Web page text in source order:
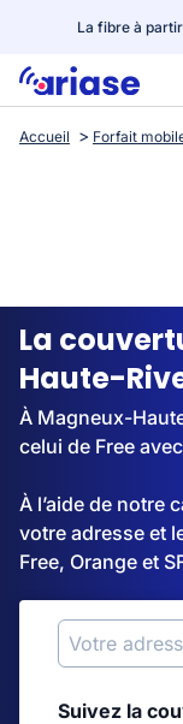
La fibre à
Box internet
Streaming
Accueil Forfait
La
Haute-
À Magneux-
celui de Free
À l’aide de notre
votre adresse et
Free, Orange et
Suivez la